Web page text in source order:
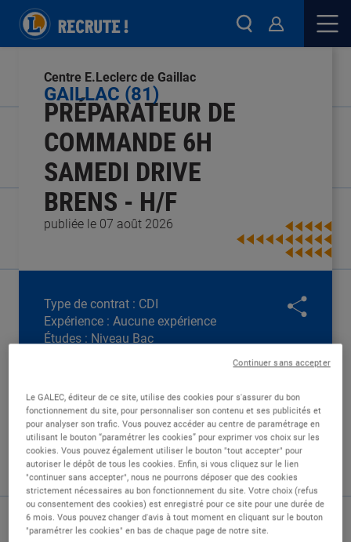
publiée le 07 août 2026
PRÉPARATEUR DE
COMMANDE 6H
SAMEDI DRIVE
BRENS - H/F
GAILLAC (81)
Centre E.Leclerc de Gaillac
Type de contrat : CDI
Expérience : Aucune expérience
Études : Niveau Bac
DESCRIPTION
En tant que préparateur de commandes vous
assurez la réception et le contrôle des livraisons
de marchandises,. Vous procédez ensuite au
rangement des produits dans les rayonnages,
Le GALEC, éditeur de ce site, utilise des cookies pour s'assurer du bon
fonctionnement du site, pour personnaliser son contenu et ses publicités et
pour analyser son trafic. Vous pouvez accéder au centre de paramétrage en
utilisant le bouton “paramétrer les cookies” pour exprimer vos choix sur les
cookies. Vous pouvez également utiliser le bouton "tout accepter" pour
autoriser le dépôt de tous les cookies. Enfin, si vous cliquez sur le lien
"continuer sans accepter", nous ne pourrons déposer que des cookies
strictement nécessaires au bon fonctionnement du site. Votre choix (refus
ou consentement des cookies) est enregistré pour ce site pour une durée de
6 mois. Vous pouvez changer d'avis à tout moment en cliquant sur le bouton
"paramétrer les cookies" en bas de chaque page de notre site.
Continuer sans accepter